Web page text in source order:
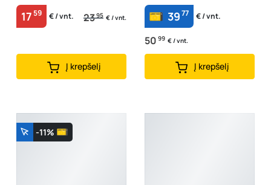
1759 € / vnt. 2395 € / vnt.
Į krepšelį
3977 € / vnt.
50 99 € / vnt.
Į krepšelį
-11%